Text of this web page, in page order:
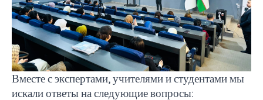
Вместе с экспертами, учителями и студентами мы
искали ответы на следующие вопросы: